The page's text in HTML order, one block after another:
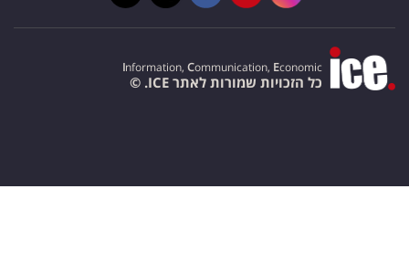
Information, Communication, Economic
כל הזכויות שמורות לאתר ICE. ©